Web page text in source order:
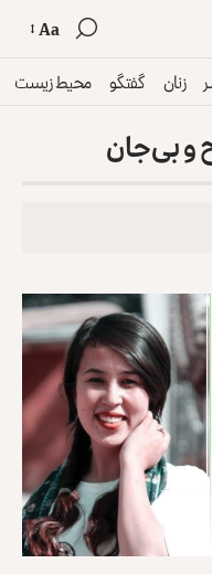
Aa
زنان گفتگو محیط زیست
و بی‌جان